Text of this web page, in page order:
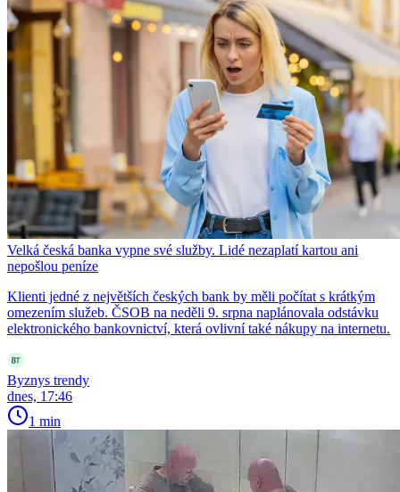
Velká česká banka vypne své služby. Lidé nezaplatí kartou ani
nepošlou peníze
Klienti jedné z největších českých bank by měli počítat s krátkým
omezením služeb. ČSOB na neděli 9. srpna naplánovala odstávku
elektronického bankovnictví, která ovlivní také nákupy na internetu.
Byznys trendy
dnes, 17:46
1 min